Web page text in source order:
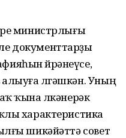
министрлығы
документтарҙы
өйрәнеүсе,
өлгәшкән. Уның
ҡына өлкәнерәк
характеристика
шикәйәттә совет